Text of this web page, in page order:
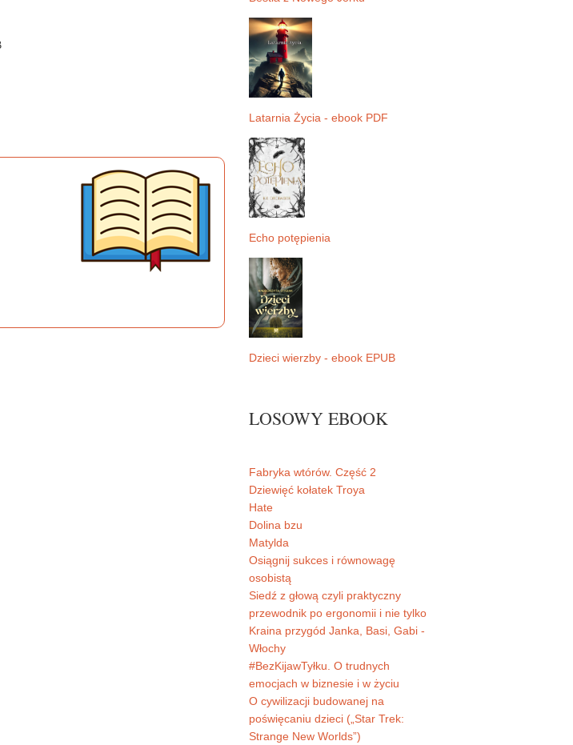
Latarnia Życia - ebook PDF
Echo potępienia
Dzieci wierzby - ebook EPUB
LOSOWY EBOOK
Fabryka wtórów. Część 2
Dziewięć kołatek Troya
Hate
Dolina bzu
Matylda
Osiągnij sukces i równowagę
osobistą
Siedź z głową czyli praktyczny
przewodnik po ergonomii i nie tylko
Kraina przygód Janka, Basi, Gabi -
Włochy
#BezKijawTyłku. O trudnych
emocjach w biznesie i w życiu
O cywilizacji budowanej na
poświęcaniu dzieci („Star Trek:
Strange New Worlds”)